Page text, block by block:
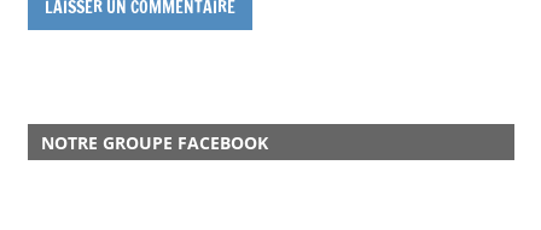
NOTRE GROUPE FACEBOOK